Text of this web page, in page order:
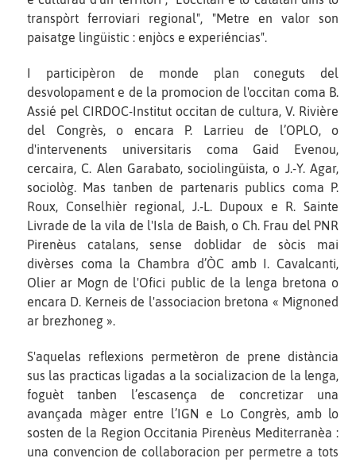
transpòrt ferroviari regional", "Metre en valor son
paisatge lingüistic : enjòcs e experiéncias".
I participèron de monde plan coneguts del
desvolopament e de la promocion de l'occitan coma B.
Assié pel CIRDOC-Institut occitan de cultura, V. Rivière
del Congrès, o encara P. Larrieu de l’OPLO, o
d'intervenents universitaris coma Gaid Evenou,
cercaira, C. Alen Garabato, sociolingüista, o J.-Y. Agar,
sociològ. Mas tanben de partenaris publics coma P.
Roux, Conselhièr regional, J.-L. Dupoux e R. Sainte
Livrade de la vila de l'Isla de Baish, o Ch. Frau del PNR
Pirenèus catalans, sense doblidar de sòcis mai
divèrses coma la Chambra d’ÒC amb I. Cavalcanti,
Olier ar Mogn de l'Ofici public de la lenga bretona o
encara D. Kerneis de l'associacion bretona « Mignoned
ar brezhoneg ».
S'aquelas reflexions permetèron de prene distància
sus las practicas ligadas a la socializacion de la lenga,
foguèt tanben l’escasença de concretizar una
avançada màger entre l’IGN e Lo Congrès, amb lo
sosten de la Region Occitania Pirenèus Mediterranèa :
una convencion de collaboracion per permetre a tots